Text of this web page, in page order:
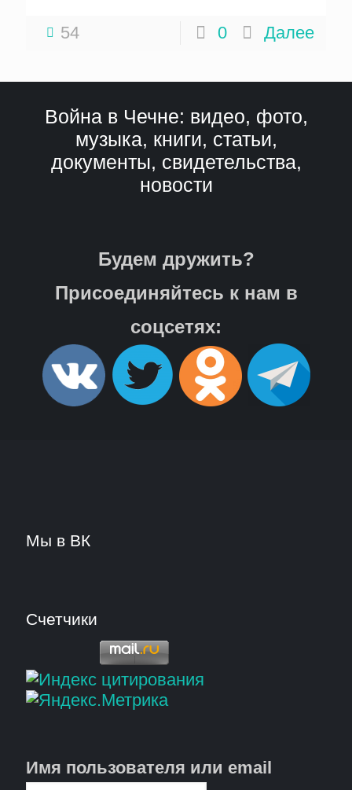
54 0 Далее
Война в Чечне: видео, фото,
музыка, книги, статьи,
документы, свидетельства,
новости
Будем дружить?
Присоединяйтесь к нам в
соцсетях:
Мы в ВК
Счетчики
Имя пользователя или email